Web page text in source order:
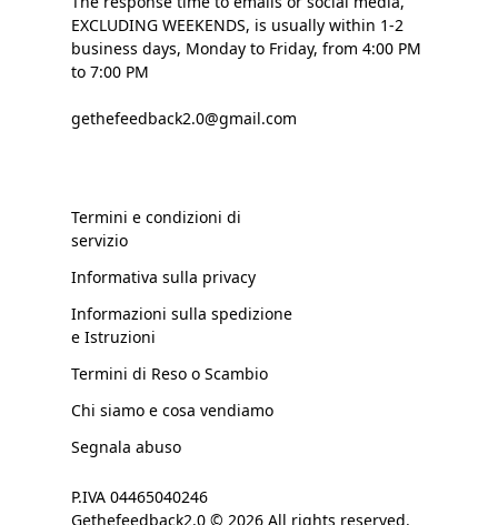
EXCLUDING WEEKENDS, is usually within 1-2
business days, Monday to Friday, from 4:00 PM
to 7:00 PM
gethefeedback2.0@gmail.com
Termini e condizioni di
servizio
Informativa sulla privacy
Informazioni sulla spedizione
e Istruzioni
Termini di Reso o Scambio
Chi siamo e cosa vendiamo
Segnala abuso
P.IVA 04465040246
Gethefeedback2.0 © 2026 All rights reserved.